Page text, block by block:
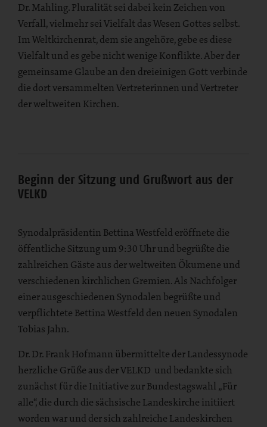
Dr. Mahling. Pluralität sei dabei kein Zeichen von
Verfall, vielmehr sei Vielfalt das Wesen Gottes selbst.
Im Weltkirchenrat, dem sie angehöre, gebe es diese
Vielfalt und es gebe nicht wenige Konflikte. Aber der
gemeinsame Glaube an den dreieinigen Gott verbinde
die dort versammelten Vertreterinnen und Vertreter
der weltweiten Kirchen.
Beginn der Sitzung und Grußwort aus der
VELKD
Synodalpräsidentin Bettina Westfeld eröffnete die
öffentliche Sitzung um 9:30 Uhr und begrüßte die
zahlreichen Gäste aus der weltweiten Ökumene und
verschiedenen kirchlichen Gremien. Als Nachfolger
einer ausgeschiedenen Synodalen begrüßte und
verpflichtete Bettina Westfeld den neuen Synodalen
Tobias Jahn.
Dr. Dr. Frank Hofmann übermittelte der Landessynode
herzliche Grüße aus der VELKD und bedankte sich
zunächst für die Initiative zur Bundestagswahl „Für
alle“, die durch die sächsische Landeskirche initiiert
worden war und der sich zahlreiche Landeskirchen